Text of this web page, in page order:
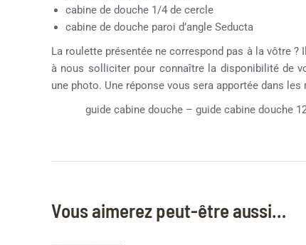
cabine de douche 1/4 de cercle
cabine de douche paroi d’angle Seducta
La roulette présentée ne correspond pas à la vôtre ?
à nous solliciter pour connaître la disponibilité de
une photo. Une réponse vous sera apportée dans
guide cabine douche – guide cabine douche
Vous aimerez peut-être aussi…